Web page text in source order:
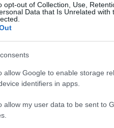
opt-out of Collection, Use,
Data that Is Unrelated with
allow Google to enable storage
identifiers in apps.
allow my user data to be sent to
egy szórakozóhelyen,
nyitott a párkapcsolatra –
találtak egymásra, amikor